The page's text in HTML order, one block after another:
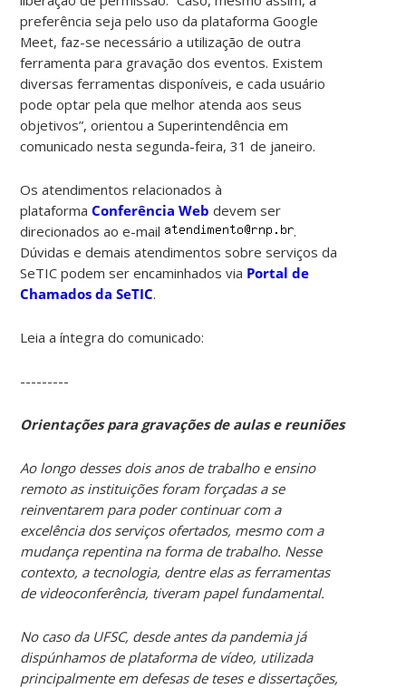
preferência seja pelo uso da plataforma Google
Meet, faz-se necessário a utilização de outra
ferramenta para gravação dos eventos. Existem
diversas ferramentas disponíveis, e cada usuário
pode optar pela que melhor atenda aos seus
objetivos”, orientou a Superintendência em
comunicado nesta segunda-feira, 31 de janeiro.
Os atendimentos relacionados à
plataformaConferência Web devem ser
direcionados ao e-mail
.
Dúvidas e demais atendimentos sobre serviços da
SeTIC podem ser encaminhados via Portal de
Chamados da SeTIC.
Leia a íntegra do comunicado:
---------
Orientações para gravações de aulas e reuniões
Ao longo desses dois anos de trabalho e ensino
remoto as instituições foram forçadas a se
reinventarem para poder continuar com a
excelência dos serviços ofertados, mesmo com a
mudança repentina na forma de trabalho. Nesse
contexto, a tecnologia, dentre elas as ferramentas
de videoconferência, tiveram papel fundamental.
No caso da UFSC, desde antes da pandemia já
dispúnhamos de plataforma de vídeo, utilizada
principalmente em defesas de teses e dissertações,